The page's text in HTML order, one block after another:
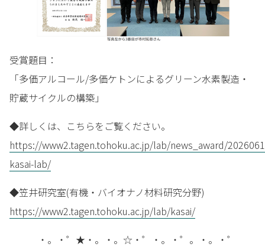
受賞題目：
「多価アルコール/多価ケトンによるグリーン水素製造・
貯蔵サイクルの構築」
◆詳しくは、こちらをご覧ください。
https://www2.tagen.tohoku.ac.jp/lab/news_award/
kasai-lab/
◆笠井研究室(有機・バイオナノ材料研究分野)
https://www2.tagen.tohoku.ac.jp/lab/kasai/
・。・゜★・。・。☆・゜・。・゜。・。・゜